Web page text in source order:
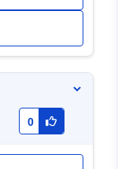
0